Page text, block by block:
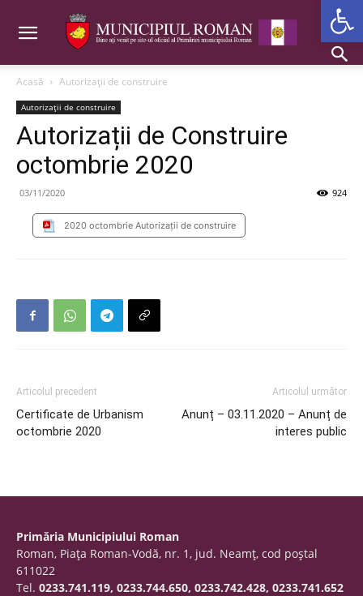
Acasă Autorizații de construire
Autorizații de construire
Autorizații de Construire
octombrie 2020
03/11/2020 924
2020 octombrie Autorizații de construire
Articolul precedent
Certificate de Urbanism
octombrie 2020
Articolul următor
Anunț – 03.11.2020 – Anunț de
interes public
Primăria Municipiului Roman
Roman, Piaţa Roman-Vodă, nr. 1, jud. Neamţ, cod poştal
611022
Tel. 0233.741.119, 0233.744.650, 0233.742.428, 0233.741.652